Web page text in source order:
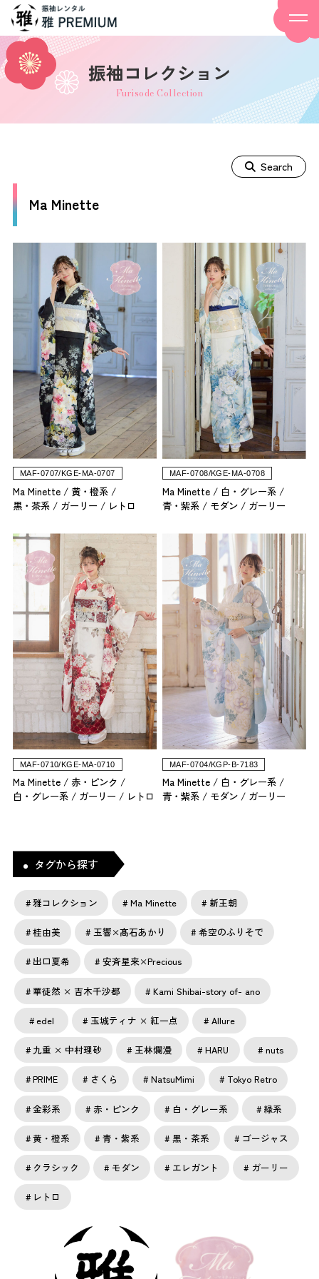
振袖コレクション
Furisode Collection
Search
Ma Minette
MAF-0707/KGE-MA-0707
Ma Minette
黄・橙系
黒・茶系
ガーリー レトロ
MAF-0708/KGE-MA-0708
Ma Minette
白・グレー系
青・紫系
モダン ガーリー
MAF-0710/KGE-MA-0710
Ma Minette
赤・ピンク
白・グレー系
ガーリー レトロ
MAF-0704/KGP-B-7183
Ma Minette
白・グレー系
青・紫系
モダン ガーリー
タグから探す
雅コレクション Ma Minette 新王朝
桂由美 玉響×髙石あかり 希空のふりそで
出口夏希 安斉星来×Precious
華徒然 × 吉木千沙都 Kami Shibai-story of- ano
edel 玉城ティナ × 紅一点 Allure
九重 × 中村理砂 王林爛漫 HARU nuts
PRIME さくら NatsuMimi Tokyo Retro
金彩系 赤・ピンク 白・グレー系 緑系
黄・橙系 青・紫系 黒・茶系 ゴージャス
クラシック モダン エレガント ガーリー
レトロ